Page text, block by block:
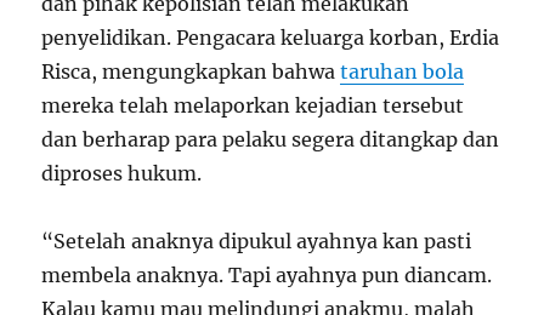
penyelidikan. Pengacara keluarga korban, Erdia
Risca, mengungkapkan bahwataruhan bola
mereka telah melaporkan kejadian tersebut
dan berharap para pelaku segera ditangkap dan
diproses hukum.
“Setelah anaknya dipukul ayahnya kan pasti
membela anaknya. Tapi ayahnya pun diancam.
Kalau kamu mau melindungi anakmu, malah